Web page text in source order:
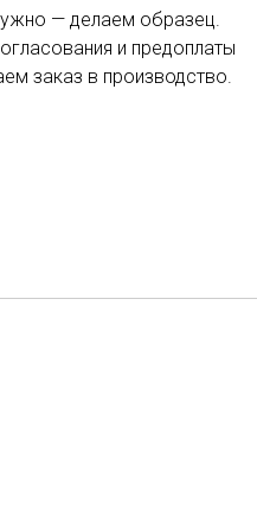
— делаем образец.
и предоплаты
заказ в производство.